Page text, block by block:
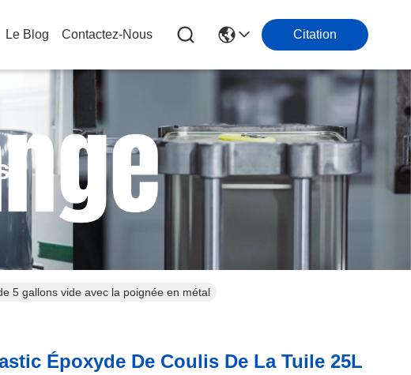
Le Blog Contactez-Nous Citation
5 gallons vide avec la poignée en métal
Époxyde De Coulis De La Tuile 25L